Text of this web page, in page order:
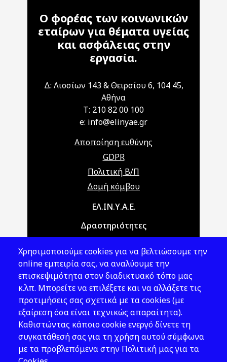
Ο φορέας των κοινωνικών
εταίρων για θέματα υγείας
και ασφάλειας στην
εργασία.
Δ: Λιοσίων 143 & Θειρσίου 6, 104 45,
Αθήνα
T: 210 82 00 100
e: info@elinyae.gr
Αποποίηση ευθύνης
GDPR
Πολιτική Β/Π
Δομή κόμβου
Main navigationΕΛ.ΙΝ.Υ.Α.Ε.
Δραστηριότητες
Νομοθεσία
Εκδόσεις
Νέα - Εκδηλώσεις
Ακολουθήστε μας
Χρησιμοποιούμε cookies για να βελτιώσουμε την
online εμπειρία σας, να αναλύουμε την
επισκεψιμότητα στον διαδικτυακό τόπο μας
κ.λπ. Μπορείτε να επιλέξετε και να αλλάξετε τις
προτιμήσεις σας σχετικά με τα cookies (με
εξαίρεση όσα είναι τεχνικώς απαραίτητα).
Καθιστώντας κάποιο cookie ενεργό δίνετε τη
συγκατάθεσή σας για τη χρήση αυτού σύμφωνα
με τα προβλεπόμενα στην Πολιτική μας για τα